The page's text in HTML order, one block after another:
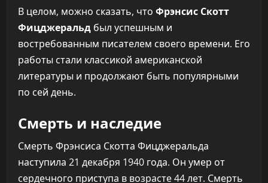
В целом, можно сказать, что Фрэнсис Скотт
Фицджеральд был успешным и
востребованным писателем своего времени. Его
работы стали классикой американской
литературы и продолжают быть популярными
по сей день.
Смерть и наследие
Смерть Фрэнсиса Скотта Фицджеральда
наступила 21 декабря 1940 года. Он умер от
сердечного приступа в возрасте 44 лет. Смерть